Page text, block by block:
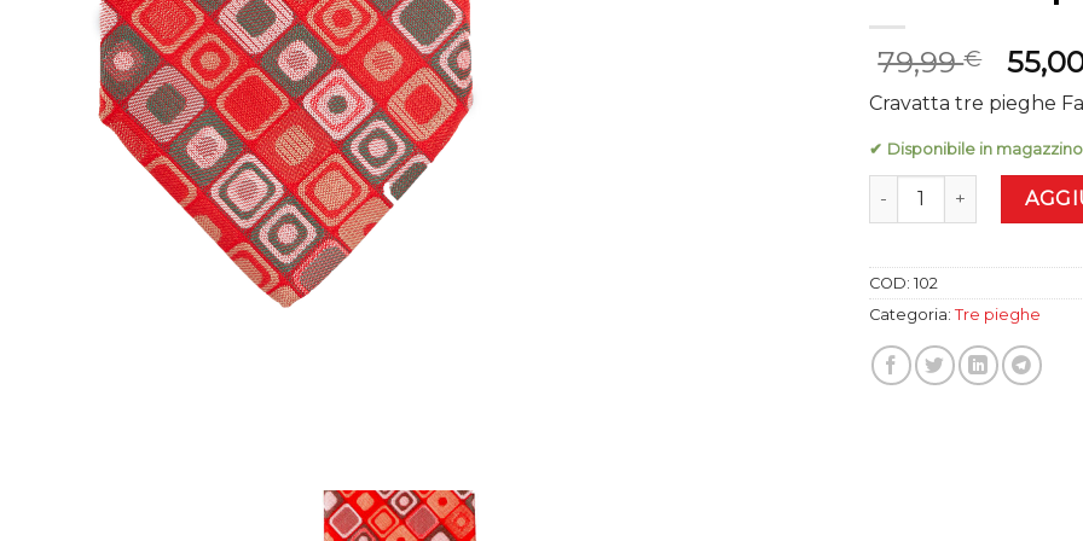
79,99€
Il
era:
Cravatta tre pieghe
✔ Disponibile in
COD:102
Categoria:Tre pieghe